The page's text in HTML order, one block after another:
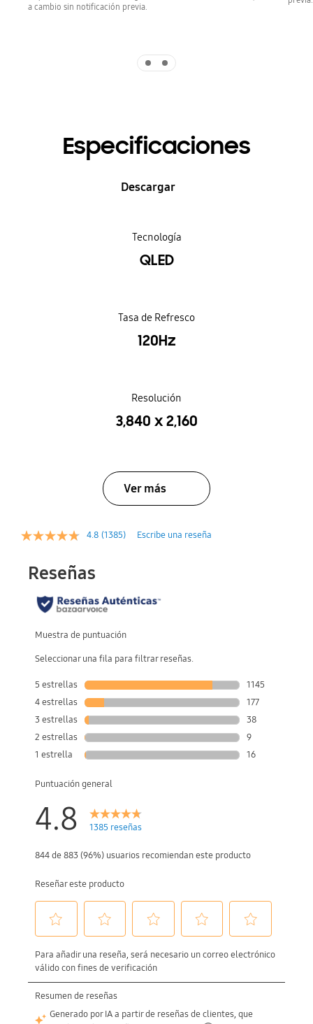
a cambio sin notificación previa.
Especificaciones
Descargar
Tecnología
QLED
Tasa de Refresco
120Hz
Resolución
3,840 x 2,160
Ver más
4.8 (1385) Escribe una reseña